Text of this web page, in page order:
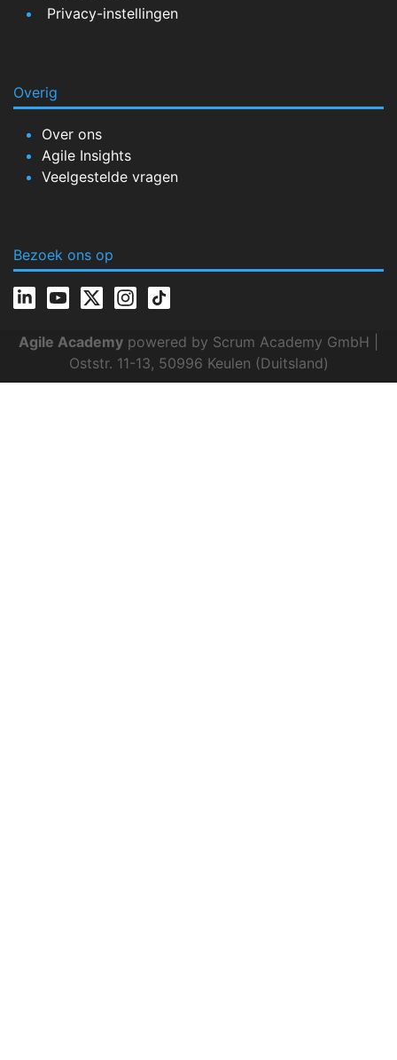
Privacy-instellingen
Overig
Over ons
Agile Insights
Veelgestelde vragen
Bezoek ons op
Agile Academy powered by Scrum Academy GmbH |
Oststr. 11-13, 50996 Keulen (Duitsland)